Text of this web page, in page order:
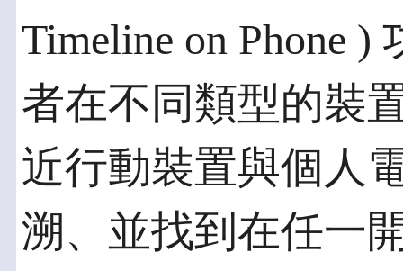
Timeline on Phone
者在不同類型的裝
近行動裝置與個人
溯、並找到在任一